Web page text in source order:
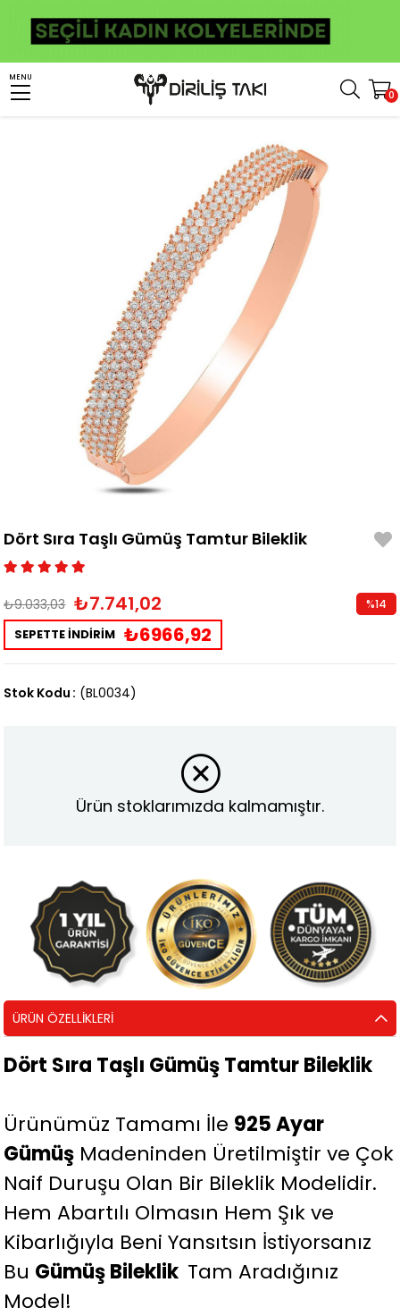
MENU
0
Kadın Bileklik
Dört Sıra Taşlı Gümüş Tamtur Bileklik
₺9.033,03 ₺7.741,02
SEPETTE İNDİRİM ₺6966,92
%14
Stok Kodu (BL0034)
Ürün stoklarımızda kalmamıştır.
ÜRÜN ÖZELLIKLERI
Dört Sıra Taşlı Gümüş Tamtur Bileklik
Ürünümüz Tamamı İle 925 Ayar
Gümüş Madeninden Üretilmiştir ve Çok
Naif Duruşu Olan Bir Bileklik Modelidir.
Hem Abartılı Olmasın Hem Şık ve
Kibarlığıyla Beni Yansıtsın İstiyorsanız
Bu Gümüş Bileklik Tam Aradığınız
Model!